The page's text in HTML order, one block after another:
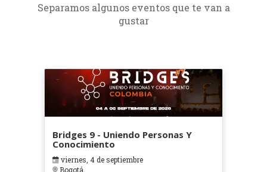
Separamos algunos eventos que te van a
gustar
Bridges 9 - Uniendo Personas Y
Conocimiento
viernes, 4 de septiembre
Bogotá,